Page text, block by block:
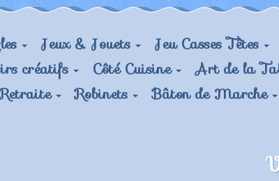
Jeux & Jouets Jeu Casses Têtes
créatifs Côté Cuisine Art de la
Robinets Bâton de Marche